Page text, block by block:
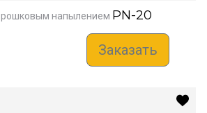
напылением PN-20
Заказать